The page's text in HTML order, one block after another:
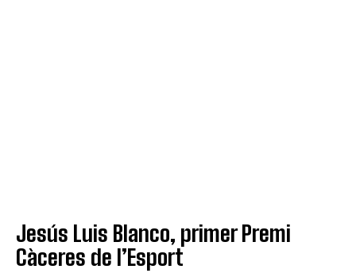
Jesús Luis Blanco, primer Premi
Càceres de l’Esport